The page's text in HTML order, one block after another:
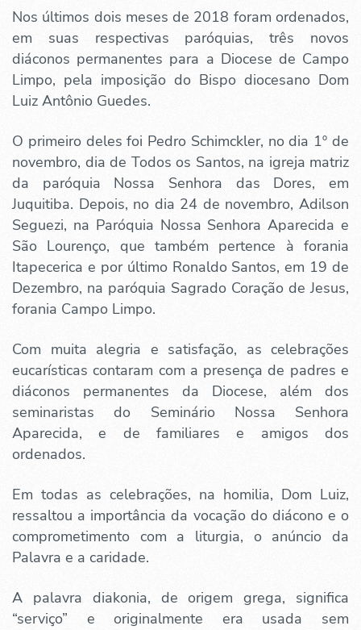
Nos últimos dois meses de 2018 foram ordenados,
em suas respectivas paróquias, três novos
diáconos permanentes para a Diocese de Campo
Limpo, pela imposição do Bispo diocesano Dom
Luiz Antônio Guedes.
O primeiro deles foi Pedro Schimckler, no dia 1º de
novembro, dia de Todos os Santos, na igreja matriz
da paróquia Nossa Senhora das Dores, em
Juquitiba. Depois, no dia 24 de novembro, Adilson
Seguezi, na Paróquia Nossa Senhora Aparecida e
São Lourenço, que também pertence à forania
Itapecerica e por último Ronaldo Santos, em 19 de
Dezembro, na paróquia Sagrado Coração de Jesus,
forania Campo Limpo.
Com muita alegria e satisfação, as celebrações
eucarísticas contaram com a presença de padres e
diáconos permanentes da Diocese, além dos
seminaristas do Seminário Nossa Senhora
Aparecida, e de familiares e amigos dos
ordenados.
Em todas as celebrações, na homilia, Dom Luiz,
ressaltou a importância da vocação do diácono e o
comprometimento com a liturgia, o anúncio da
Palavra e a caridade.
A palavra diakonia, de origem grega, significa
“serviço” e originalmente era usada sem